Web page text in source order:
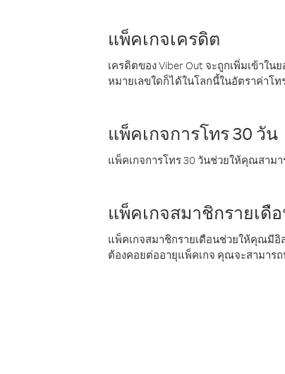
แพ็คเกจเครดิต
เครดิตของ Viber Out จะถูกเพิ่มเข้าใ
หมายเลขใดก็ได้ในโลกนี้ในอัตราค่าโท
แพ็คเกจการโทร 30 วัน
แพ็คเกจการโทร 30 วันช่วยให้คุณสาม
แพ็คเกจสมาชิกรายเดื
แพ็คเกจสมาชิกรายเดือนช่วยให้คุณมีอิ
ต้องคอยต่ออายุแพ็คเกจ คุณจะสามาร